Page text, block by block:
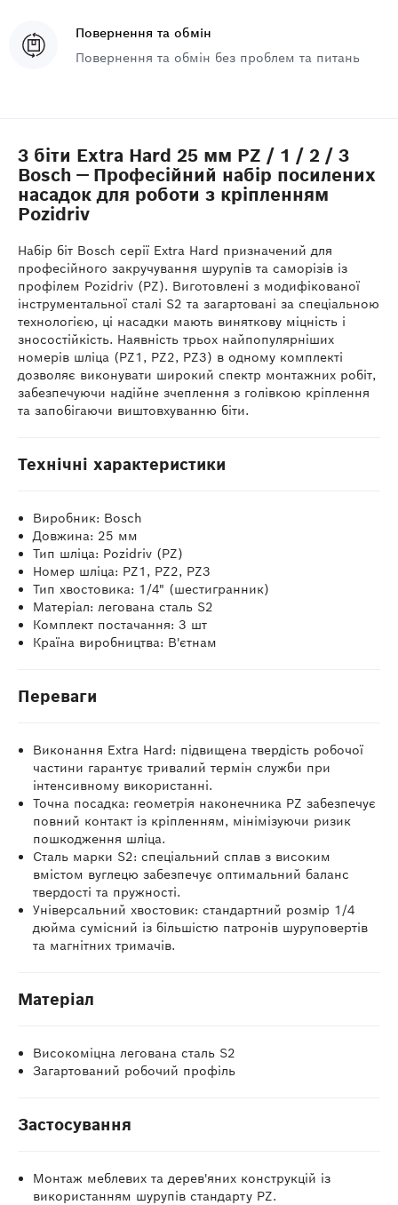
Повернення та обмін
Повернення та обмін без проблем та питань
3 біти Extra Hard 25 мм PZ / 1 / 2 / 3
Bosch — Професійний набір посилених
насадок для роботи з кріпленням
Pozidriv
Набір біт Bosch серії Extra Hard призначений для
професійного закручування шурупів та саморізів із
профілем Pozidriv (PZ). Виготовлені з модифікованої
інструментальної сталі S2 та загартовані за спеціальною
технологією, ці насадки мають виняткову міцність і
зносостійкість. Наявність трьох найпопулярніших
номерів шліца (PZ1, PZ2, PZ3) в одному комплекті
дозволяє виконувати широкий спектр монтажних робіт,
забезпечуючи надійне зчеплення з голівкою кріплення
та запобігаючи виштовхуванню біти.
Технічні характеристики
Виробник: Bosch
Довжина: 25 мм
Тип шліца: Pozidriv (PZ)
Номер шліца: PZ1, PZ2, PZ3
Тип хвостовика: 1/4" (шестигранник)
Матеріал: легована сталь S2
Комплект постачання: 3 шт
Країна виробництва: В'єтнам
Переваги
Виконання Extra Hard: підвищена твердість робочої
частини гарантує тривалий термін служби при
інтенсивному використанні.
Точна посадка: геометрія наконечника PZ забезпечує
повний контакт із кріпленням, мінімізуючи ризик
пошкодження шліца.
Сталь марки S2: спеціальний сплав з високим
вмістом вуглецю забезпечує оптимальний баланс
твердості та пружності.
Універсальний хвостовик: стандартний розмір 1/4
дюйма сумісний із більшістю патронів шуруповертів
та магнітних тримачів.
Матеріал
Високоміцна легована сталь S2
Загартований робочий профіль
Застосування
Монтаж меблевих та дерев'яних конструкцій із
використанням шурупів стандарту PZ.